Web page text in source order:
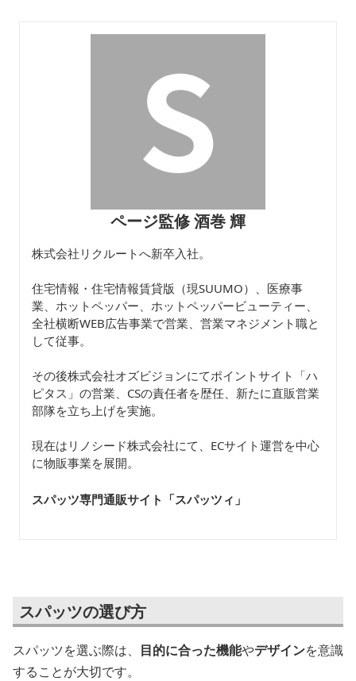
ページ監修 酒巻 輝
株式会社リクルートへ新卒入社。
住宅情報・住宅情報賃貸版（現SUUMO）、医療事
業、ホットペッパー、ホットペッパービューティー、
全社横断WEB広告事業で営業、営業マネジメント職と
して従事。
その後株式会社オズビジョンにてポイントサイト「ハ
ピタス」の営業、CSの責任者を歴任、新たに直販営業
部隊を立ち上げを実施。
現在はリノシード株式会社にて、ECサイト運営を中心
に物販事業を展開。
スパッツ専門通販サイト「スパッツィ 」
スパッツの選び方
スパッツを選ぶ際は、 目的に合った機能やデザインを意識
することが大切です。